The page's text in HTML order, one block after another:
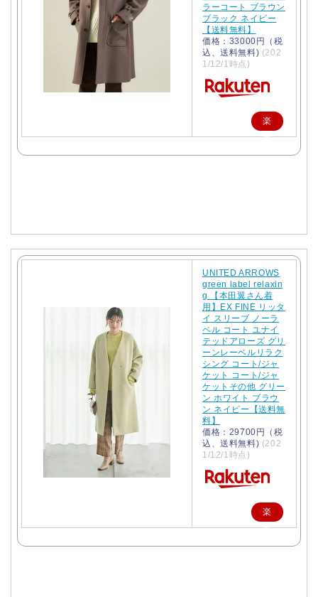
ラーコート ブラウン
ブラック ネイビー
【送料無料】
価格：33000円（税
込、送料無料) (202
1/12/1時点)
楽
天
UNITED ARROWS
green label relaxin
g 【本田翼さん着
用】EX FINE リッタ
イ スリーブ ノーラ
ペル コート ユナイ
テッドアローズ グリ
ーンレーベルリラク
シング コート/ジャ
ケット コート/ジャ
ケットその他 グリー
ン ホワイト ブラウ
ン ネイビー【送料無
料】
価格：29700円（税
込、送料無料) (202
1/12/1時点)
楽
天